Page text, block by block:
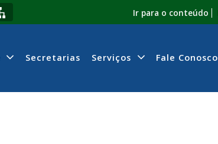
Ir para o conteúdo
Secretarias Serviços Fale Conosco